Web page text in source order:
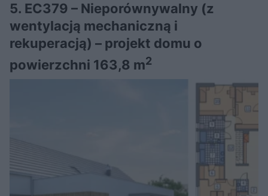
5. EC379 – Nieporównywalny (z
wentylacją mechaniczną i
rekuperacją) – projekt domu o
powierzchni 163,8 m2